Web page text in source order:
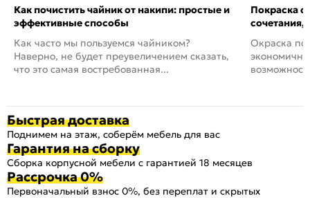
Как почистить чайник от накипи: простые и
эффективные способы
Как часто мы пользуемся чайником?
Наверно, не будет преувеличением сказать,
что это самая востребованная...
Покраска
сочетания,
Окраска
Быстрая доставка
Поднимем на этаж, соберём мебель для вас
Гарантия на сборку
Сборка корпусной мебели с гарантией 18 месяцев
Рассрочка 0%
Первоначальный взнос 0%, без переплат и скрытых